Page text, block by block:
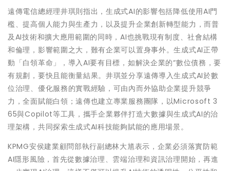
遠傳電信總經理井琪則指出，生成式AI的影響包括降低使用AI門
檻、提高個人能力與生產力，以及提升企業創新轉型能力，而普
及AI技術和擴大應用範圍的同時，AI也挑戰現有制度、社會結構
和倫理，影響範圍之大，難有企業可以置身事外。生成式AI正帶
動「白領革命」，導入AI要有目標，如解決企業的“數位債務，要
有規劃，要快且能衡量結果。井琪並分享遠傳導入生成式AI於數
位治理、優化服務的實戰經驗，可由內而外協助企業提升競爭
力，全面賦能白領；遠傳也建立專業服務團隊，以Microsoft 3
65與Copilot等工具，攜手企業夥伴打造大數據與生成式AI的治
理架構，共同探索生成式AI科技能夠賦能的應用場景。
KPMG安侯建業顧問部執行副總林大馗表示，企業必須落實防範
AI隱形風險，首先從數據治理、雲端治理和資訊治理開始，再進